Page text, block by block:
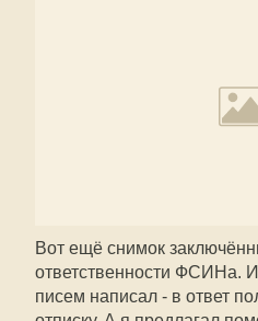
Вот ещё снимок
ответственности ФСИНа.
писем написал - в ответ